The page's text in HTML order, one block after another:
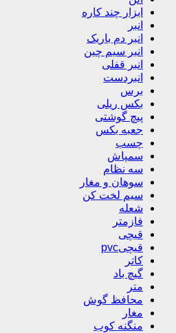
ابزار چند کاره
انبر
انبر دم باریک
انبر سیم چین
انبر قفلی
انبردست
برس
بکس ریلی
پیچ گوشتی
جعبه بکس
چسب
سمپاش
سه نظام
سوهان و مغار
سیم لخت کن
شعله
فازمتر
قیچی
قیچیpvc
کاتر
گیچ باد
متر
محافظ گوش
مغار
منگنه کوب